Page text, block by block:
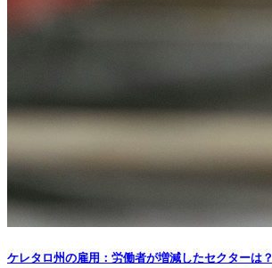
ケレタロ州の雇用：労働者が増減したセクターは？